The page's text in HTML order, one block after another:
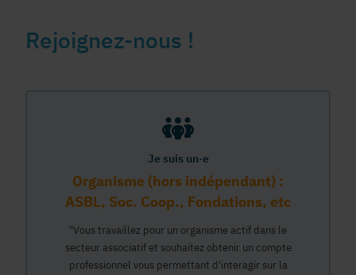
Rejoignez-nous !
Je suis un·e
Organisme (hors indépendant) :
ASBL, Soc. Coop., Fondations, etc
"Vous travaillez pour un organisme actif dans le
secteur associatif et souhaitez obtenir un compte
professionnel vous permettant d'interagir sur la